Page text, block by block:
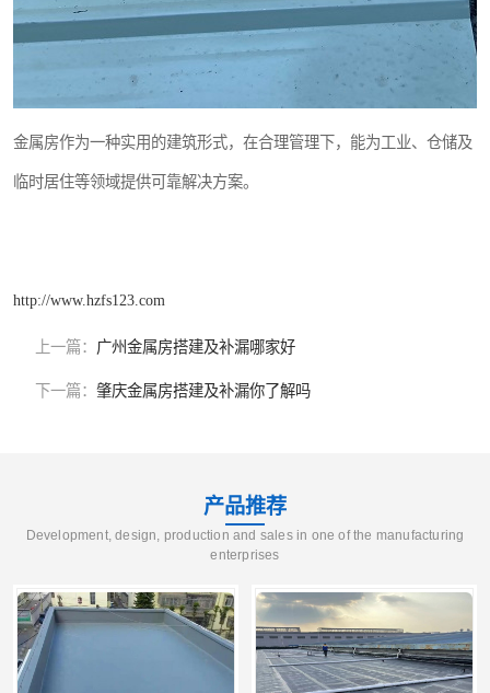
金属房作为一种实用的建筑形式，在合理管理下，能为工业、仓储及
临时居住等领域提供可靠解决方案。
http://www.hzfs123.com
上一篇： 广州金属房搭建及补漏哪家好
下一篇： 肇庆金属房搭建及补漏你了解吗
产品推荐
Development, design, production and sales in one of the manufacturing
enterprises